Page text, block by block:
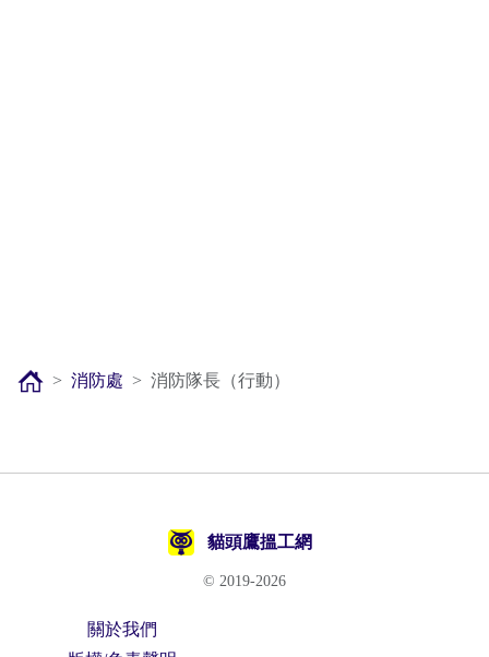
消防處 消防隊長（行動）
貓頭鷹搵工網
© 2019-2026
關於我們